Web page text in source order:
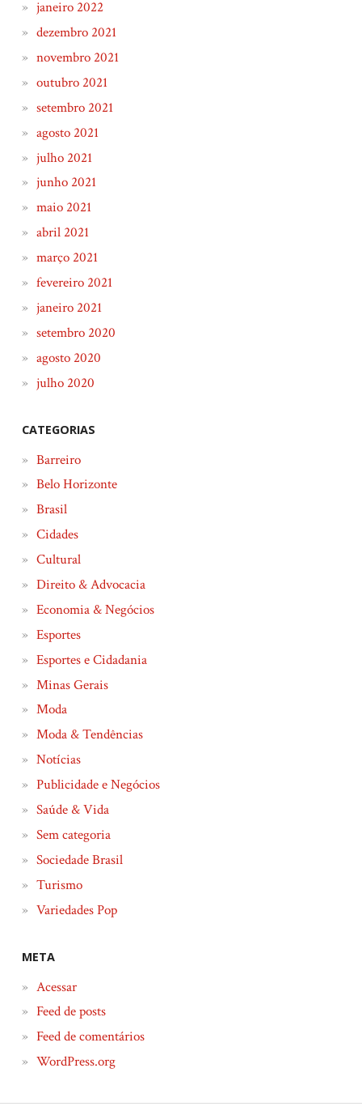
janeiro 2022
dezembro 2021
novembro 2021
outubro 2021
setembro 2021
agosto 2021
julho 2021
junho 2021
maio 2021
abril 2021
março 2021
fevereiro 2021
janeiro 2021
setembro 2020
agosto 2020
julho 2020
CATEGORIAS
Barreiro
Belo Horizonte
Brasil
Cidades
Cultural
Direito & Advocacia
Economia & Negócios
Esportes
Esportes e Cidadania
Minas Gerais
Moda
Moda & Tendências
Notícias
Publicidade e Negócios
Saúde & Vida
Sem categoria
Sociedade Brasil
Turismo
Variedades Pop
META
Acessar
Feed de posts
Feed de comentários
WordPress.org